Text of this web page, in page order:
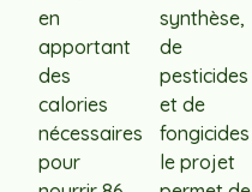
en
apportant
des
calories
nécessaires
pour
synthèse,
de
pesticides
et de
fongicides
le projet